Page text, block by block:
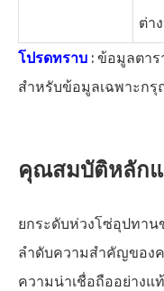
ต่า
โปรดทราบ : ข้อมูลตาร
สำหรับข้อมูลเฉพาะกรุ
คุณสมบัติหลักแ
ยกระดับห่วงโซ่อุปทา
ลำดับความสำคัญของ
ความน่าเชื่อถืออย่างแ